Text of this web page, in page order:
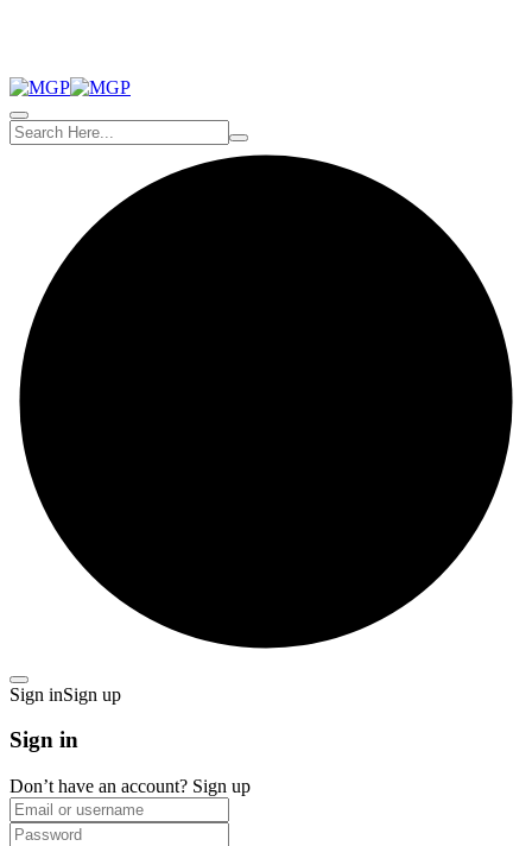
Sign inSign up
Sign in
Don’t have an account? Sign up